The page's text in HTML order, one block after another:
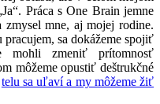
Práca s One Brain jemne
mne, aj mojej rodine.
sa dokážeme spojiť
mohli zmeniť prítomnosť
môžeme opustiť deštrukčné
telu sa uľaví a my môžeme žiť